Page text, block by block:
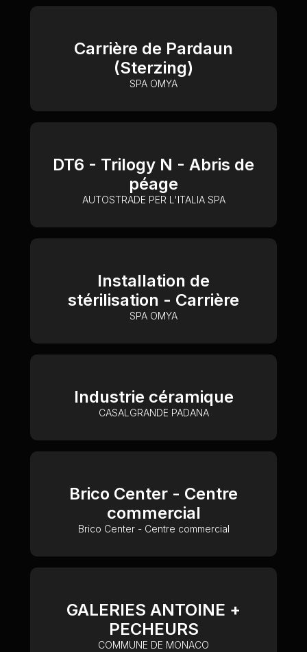
Carrière de Pardaun
(Sterzing)
SPA OMYA
DT6 - Trilogy N - Abris de
péage
AUTOSTRADE PER L'ITALIA SPA
Installation de
stérilisation - Carrière
SPA OMYA
Industrie céramique
CASALGRANDE PADANA
Brico Center - Centre
commercial
Brico Center - Centre commercial
GALERIES ANTOINE +
PECHEURS
COMMUNE DE MONACO